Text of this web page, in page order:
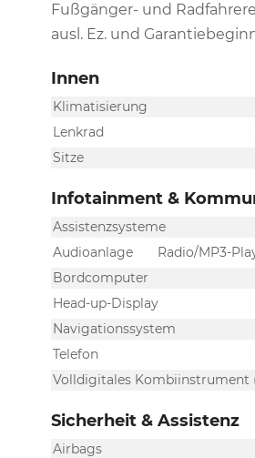
Fußgänger- und
ausl. Ez. und
Innen
Klimatisierung
Lenkrad
Sitze
Infotainment &
Assistenzsysteme
Audioanlage
Radio/MP3-
Bordcomputer
Head-up-Display
Navigationssystem
Telefon
Volldigitales Kombiinstrument
Sicherheit & Assistenz
Airbags